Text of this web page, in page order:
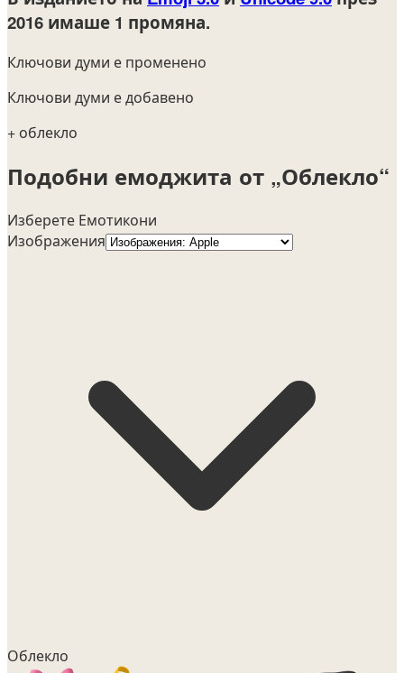
2016 имаше 1 промяна.
Ключови думи е променено
Ключови думи е добавено
+ облекло
Подобни емоджита от „Облекло“
Изберете Емотикони
Изображения
Облекло